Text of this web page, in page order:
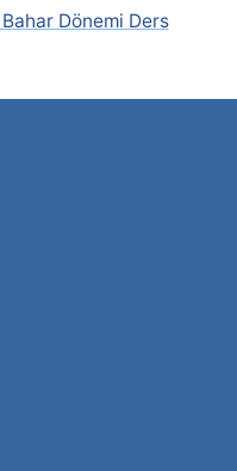
Dönemi Ders